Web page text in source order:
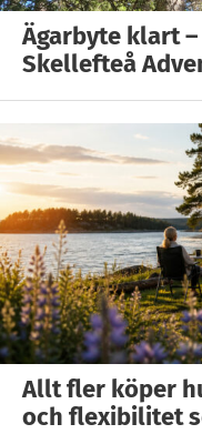
Ägarbyte klart
Skellefteå
Allt fler köper
och flexibilitet